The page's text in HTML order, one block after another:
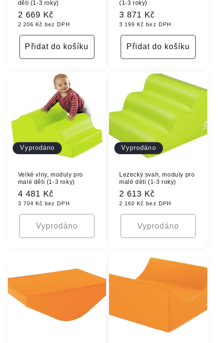
děti (1-3 roky)
Běžná
cena
2 669 Kč
2 206 Kč bez DPH
Přidat do košíku
(1-3 roky)
Běžná
cena
3 871 Kč
3 199 Kč bez DPH
Přidat do košíku
Vyprodáno
Velké vlny, moduly pro
malé děti (1-3 roky)
Běžná
cena
4 481 Kč
3 704 Kč bez DPH
Vyprodáno
Vyprodáno
Lezecký svah, moduly pro
malé děti (1-3 roky)
Běžná
cena
2 613 Kč
2 160 Kč bez DPH
Vyprodáno